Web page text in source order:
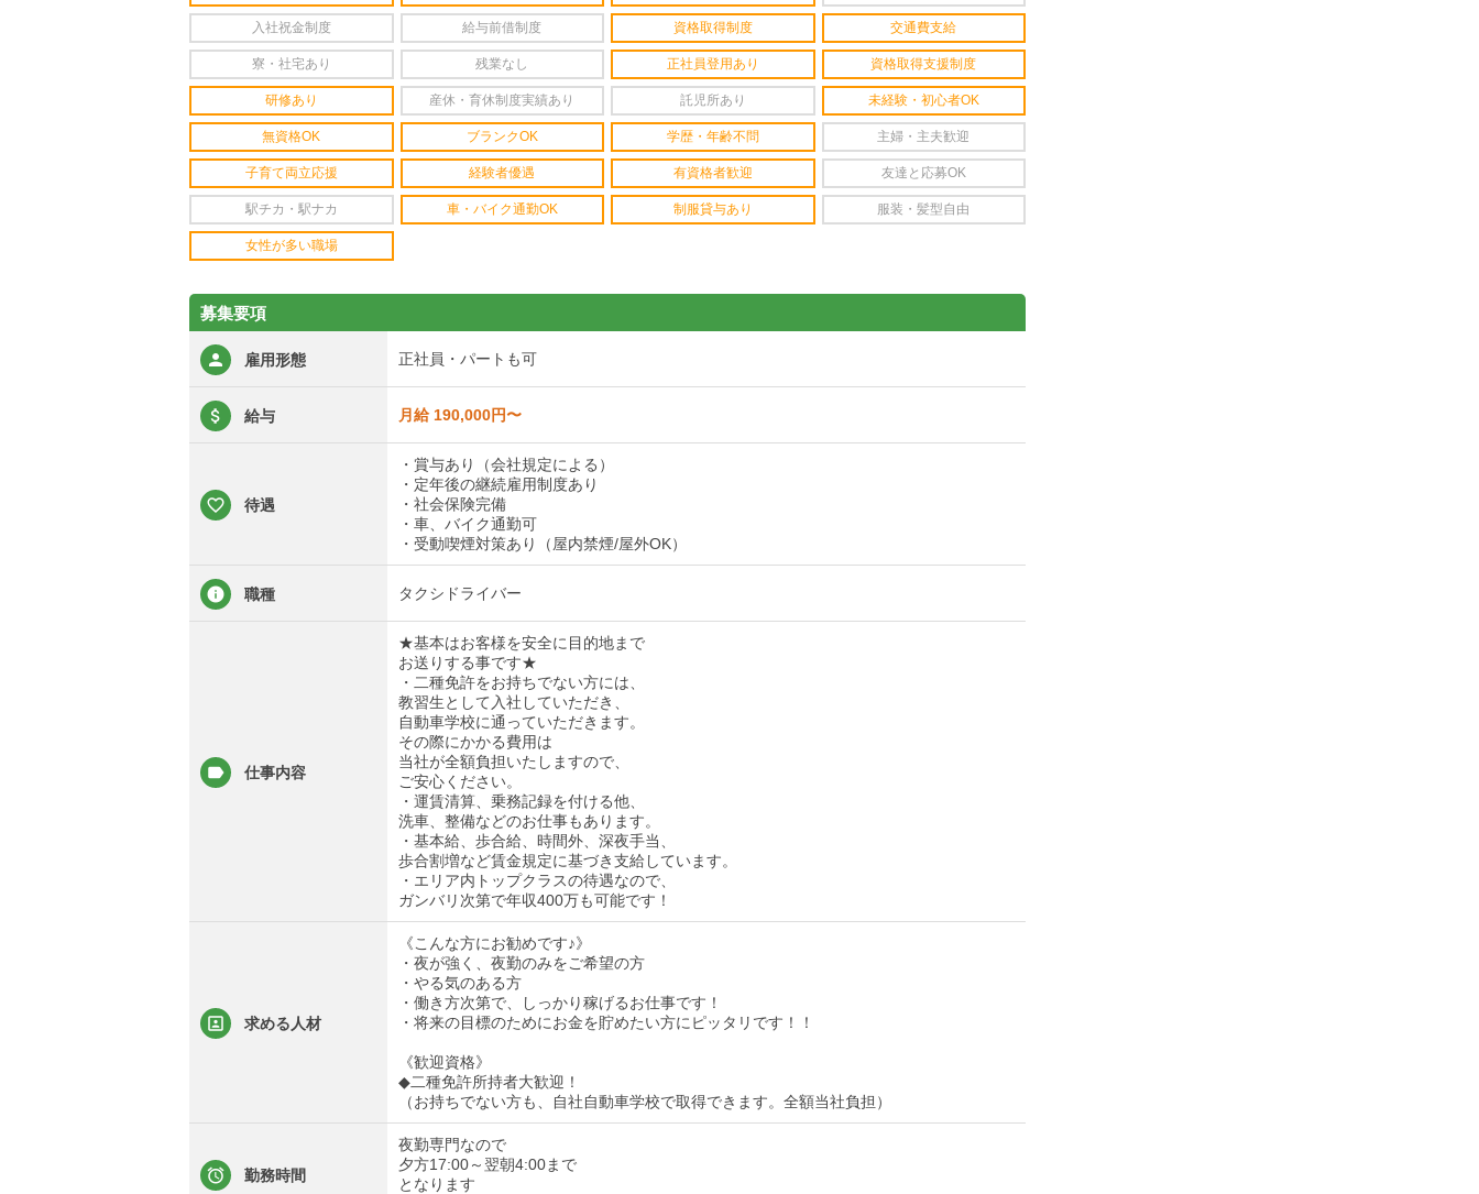
入社祝金制度 給与前借制度 資格取得制度 交通費支給
寮・社宅あり 残業なし 正社員登用あり 資格取得支援制度
研修あり 産休・育休制度実績あり 託児所あり 未経験・初心者OK
無資格OK ブランクOK 学歴・年齢不問 主婦・主夫歓迎
子育て両立応援 経験者優遇 有資格者歓迎 友達と応募OK
駅チカ・駅ナカ 車・バイク通勤OK 制服貸与あり 服装・髪型自由
女性が多い職場
募集要項
雇用形態 正社員・パートも可
給与 月給 190,000円〜
待遇
・賞与あり（会社規定による）
・定年後の継続雇用制度あり
・社会保険完備
・車、バイク通勤可
・受動喫煙対策あり（屋内禁煙/屋外OK）
職種 タクシドライバー
仕事内容
★基本はお客様を安全に目的地まで
お送りする事です★
・二種免許をお持ちでない方には、
教習生として入社していただき、
自動車学校に通っていただきます。
その際にかかる費用は
当社が全額負担いたしますので、
ご安心ください。
・運賃清算、乗務記録を付ける他、
洗車、整備などのお仕事もあります。
・基本給、歩合給、時間外、深夜手当、
歩合割増など賃金規定に基づき支給しています。
・エリア内トップクラスの待遇なので、
ガンバリ次第で年収400万も可能です！
求める人材
《こんな方にお勧めです♪》
・夜が強く、夜勤のみをご希望の方
・やる気のある方
・働き方次第で、しっかり稼げるお仕事です！
・将来の目標のためにお金を貯めたい方にピッタリです！！
《歓迎資格》
◆二種免許所持者大歓迎！
（お持ちでない方も、自社自動車学校で取得できます。全額当社負担）
勤務時間
夜勤専門なので
夕方17:00～翌朝4:00まで
となります